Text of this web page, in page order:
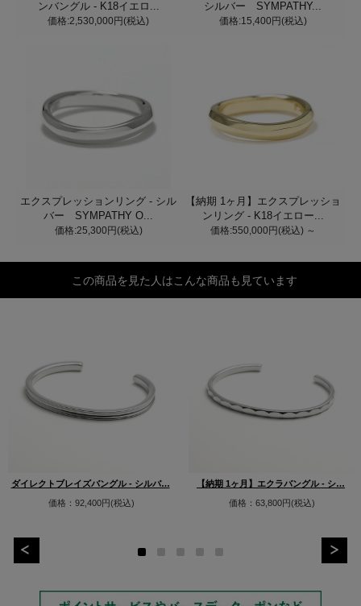
ンバングル - K18イエロ...
価格:2,530,000円(税込)
シルバー SYMPATHY...
価格:15,400円(税込)
エクスプレッションリング - シル
バー SYMPATHY O...
価格:25,300円(税込)
【納期 1ヶ月】エクスプレッショ
ンリング - K18イエロー...
価格:550,000円(税込) ～
この商品を見た人はこんな商品も見ています
ダイレクトブレイズバングル - シルバ…
価格：92,400円(税込)
【納期 1ヶ月】エクラバングル - シ…
価格：63,800円(税込)